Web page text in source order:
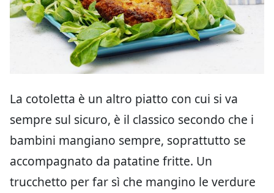
La cotoletta è un altro piatto con cui si va
sempre sul sicuro, è il classico secondo che i
bambini mangiano sempre, soprattutto se
accompagnato da patatine fritte. Un
trucchetto per far sì che mangino le verdure